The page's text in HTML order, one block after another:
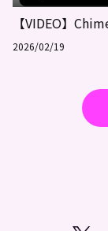
2026/02/19